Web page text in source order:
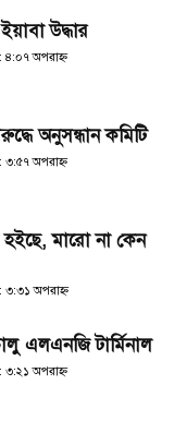
উদ্ধার
অপরাহ্ণ
অনুসন্ধান কমিটি
অপরাহ্ণ
মারো না কেন
৩:৩১ অপরাহ্ণ
এলএনজি টার্মিনাল
অপরাহ্ণ